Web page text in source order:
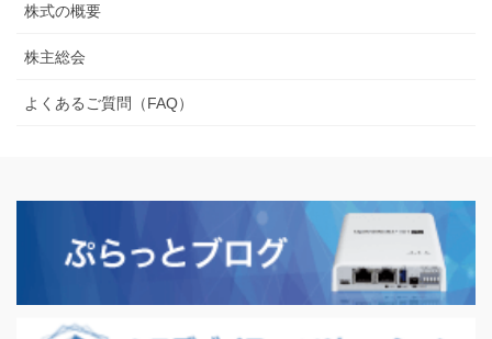
株式の概要
株主総会
よくあるご質問（FAQ）